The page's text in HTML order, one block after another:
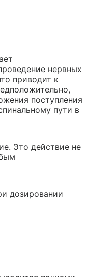
нервных
приводит к
поступления
пути в
Это действие не
дозировании